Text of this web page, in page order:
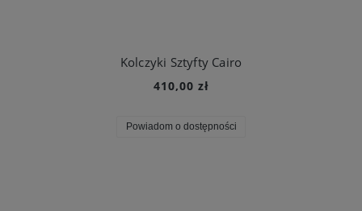
Kolczyki Sztyfty Cairo
410,00 zł
Powiadom o dostępności